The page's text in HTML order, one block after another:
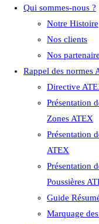
Qui sommes-nous ?
Notre Histoire
Nos clients
Nos
Rappel des normes
Directive
Présentation
Zones ATEX
Présentation
ATEX
Présentation
Poussières
Guide
Marquage